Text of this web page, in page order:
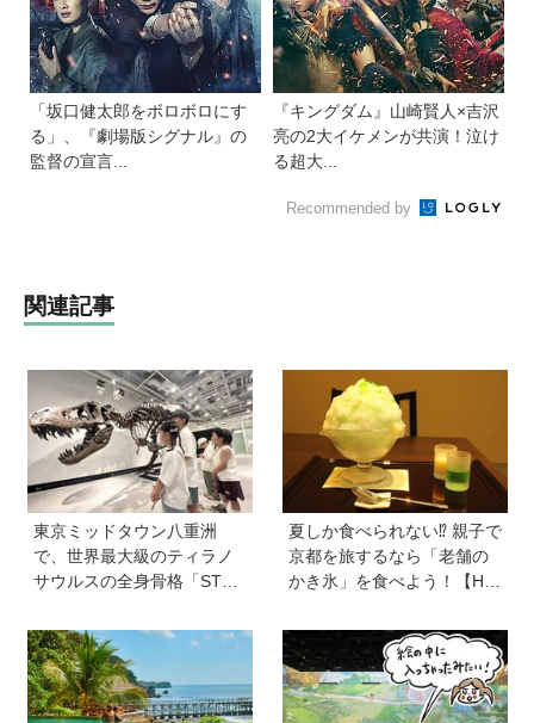
「坂口健太郎をボロボロにす
る」、『劇場版シグナル』の
監督の宣言...
『キングダム』山崎賢人×吉沢
亮の2大イケメンが共演！泣け
る超大...
Recommended by
関連記事
東京ミッドタウン八重洲
で、世界最大級のティラノ
サウルスの全身骨格「STA
DS EXPO 2026 ダイナソー
ラボ」が開催中
夏しか食べられない⁉︎ 親子で
京都を旅するなら「老舗の
かき氷」を食べよう！【Hu
ワザ・裏ミチ徹底ガイド】